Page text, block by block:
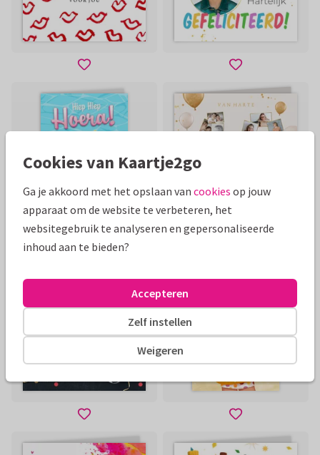
Cookies van Kaartje2go
Ga je akkoord met het opslaan van cookies op jouw
apparaat om de website te verbeteren, het
websitegebruik te analyseren en gepersonaliseerde
inhoud aan te bieden?
Weigeren
Zelf instellen
Accepteren